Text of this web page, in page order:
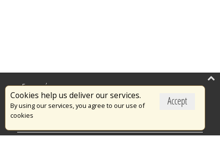
Accept
Cookies help us deliver our services.
By using our services, you agree to our use of
cookies
Επικαιρότητα
Το Πυροσβεστικό Σώμα